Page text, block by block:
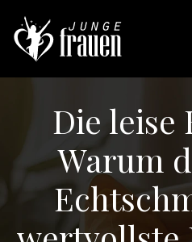
Die leise
Warum